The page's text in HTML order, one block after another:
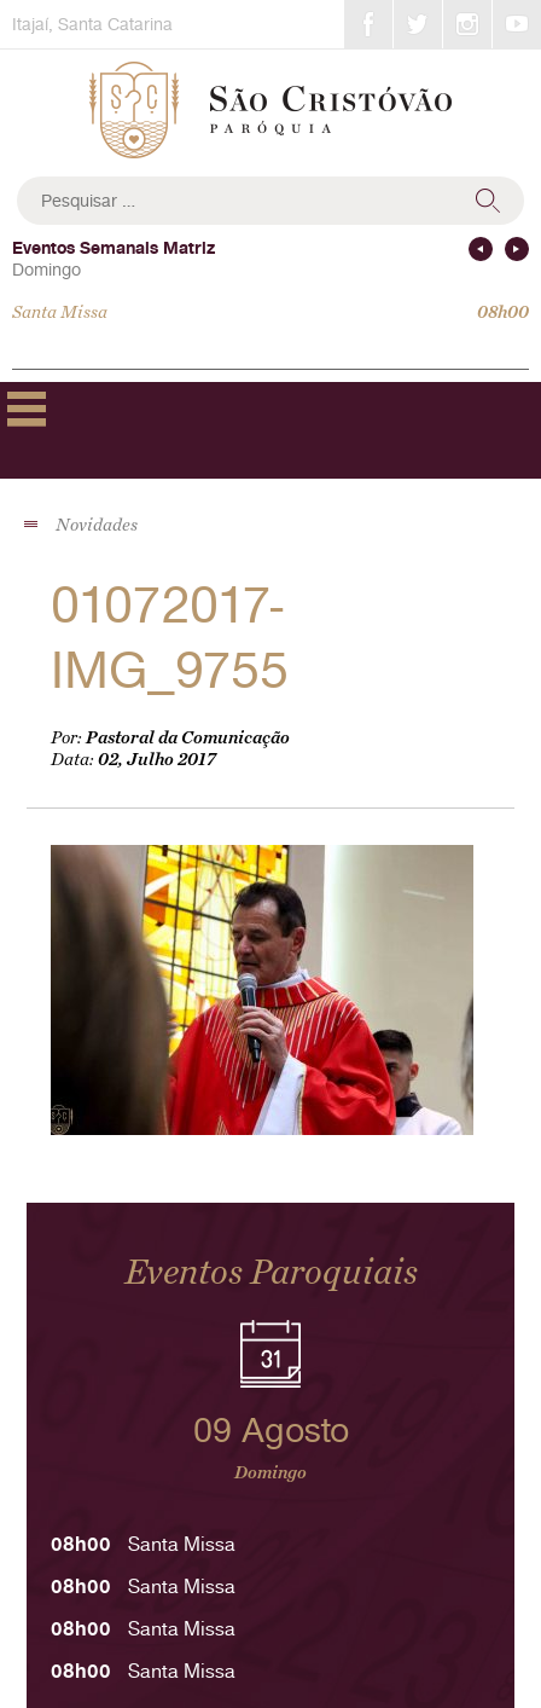
toItajaí, Santa Catarina
por:
Eventos Semanais Matriz
Domingo
Santa Missa 08h00
Novidades
01072017-
IMG_9755
Por:Pastoral da Comunicação
Data:02, Julho 2017
Eventos Paroquiais
09 Agosto
Domingo
08h00
Santa Missa
08h00
Santa Missa
08h00
Santa Missa
08h00
Santa Missa